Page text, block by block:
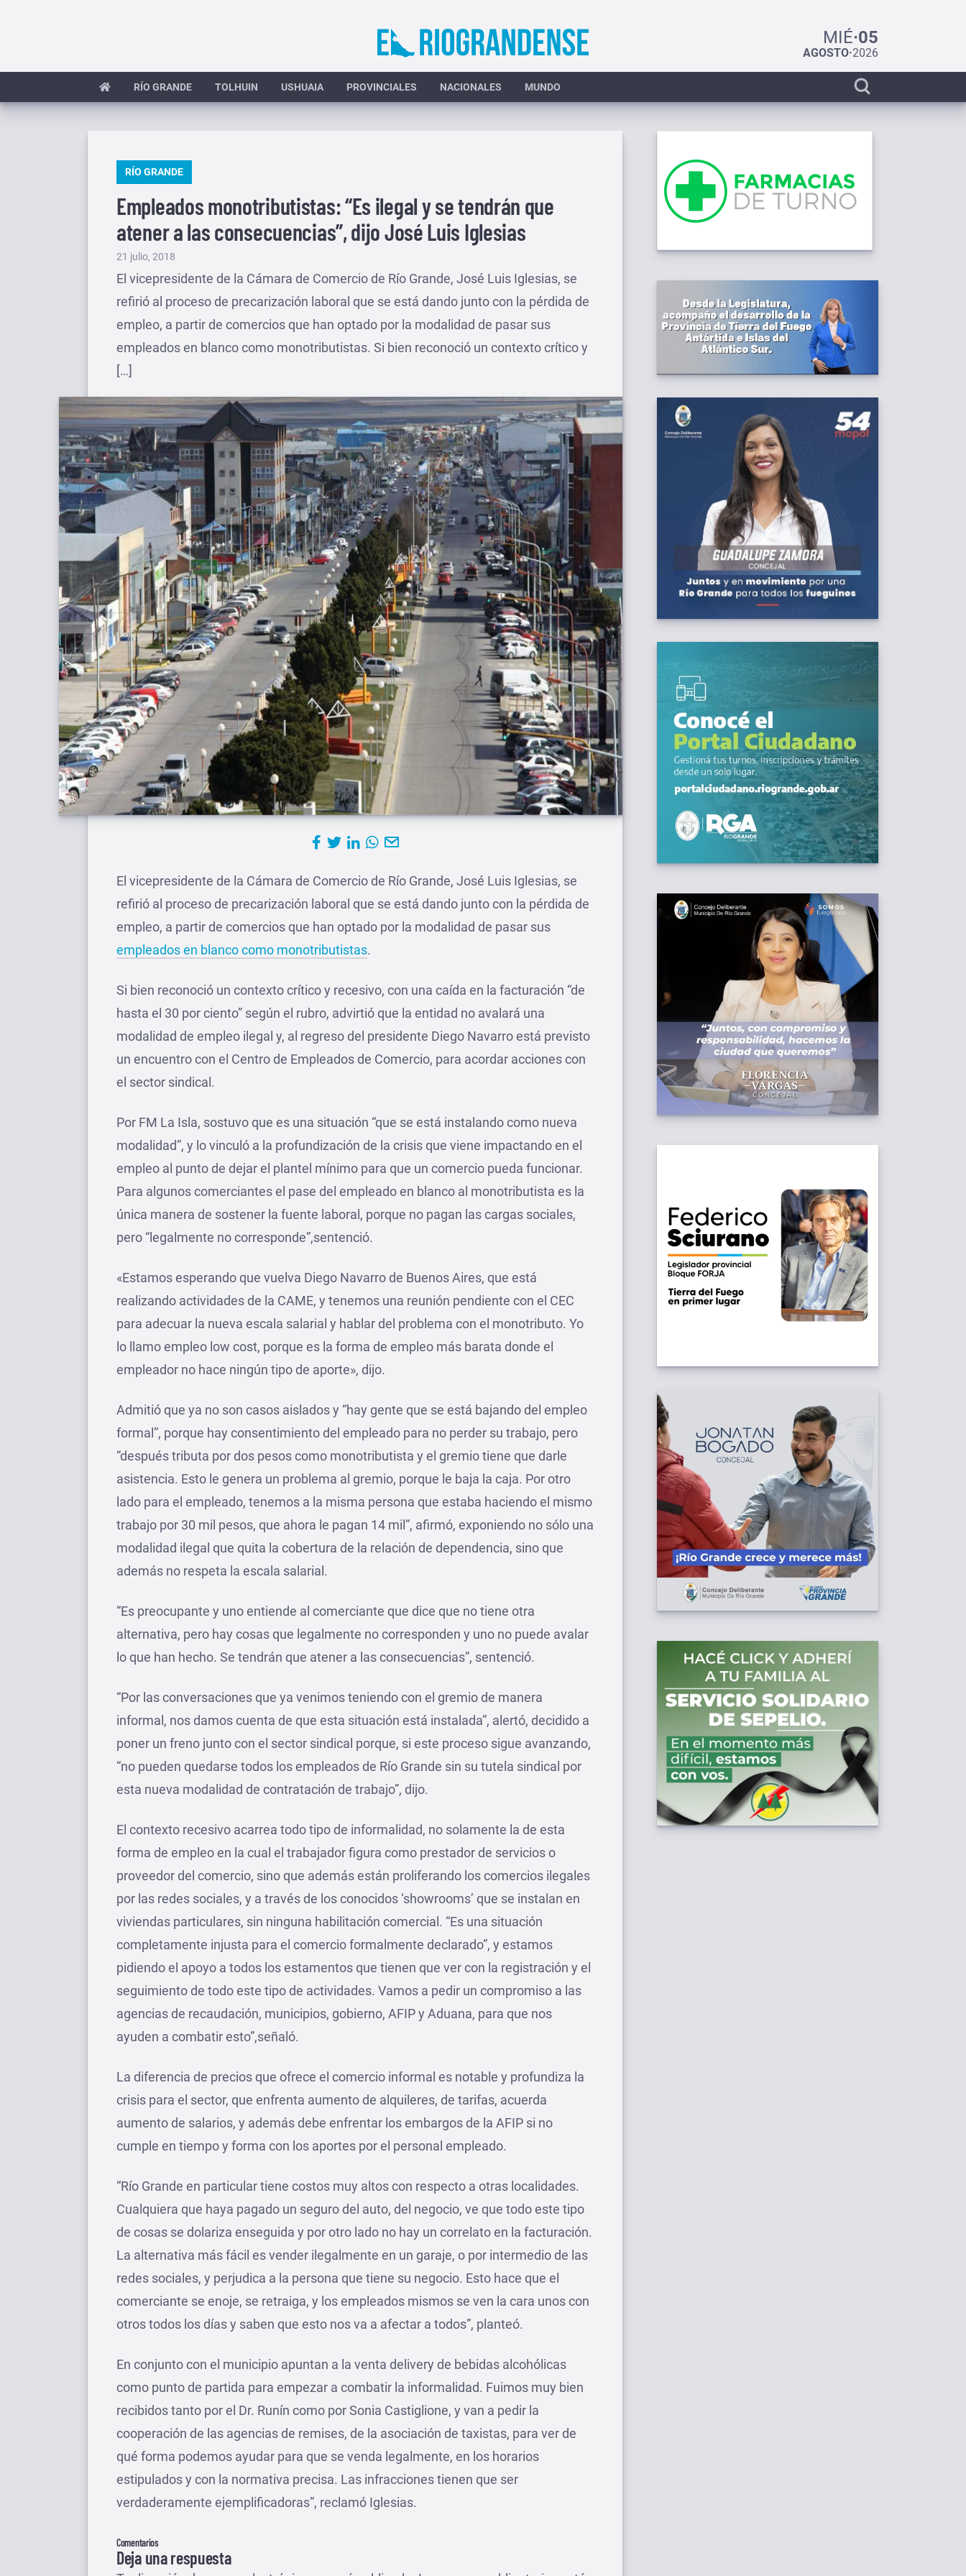
MIÉ·05
AGOSTO·2026
RÍO GRANDE TOLHUIN USHUAIA PROVINCIALES NACIONALES MUNDO
Display
search
PUBLICADO
RÍO GRANDE
Empleados monotributistas: “Es ilegal y se tendrán que
atener a las consecuencias”, dijo José Luis Iglesias
Publicado
el
21 julio, 2018
El vicepresidente de la Cámara de Comercio de Río Grande, José Luis Iglesias, se
refirió al proceso de precarización laboral que se está dando junto con la pérdida de
empleo, a partir de comercios que han optado por la modalidad de pasar sus
empleados en blanco como monotributistas. Si bien reconoció un contexto crítico y
[…]
El vicepresidente de la Cámara de Comercio de Río Grande, José Luis Iglesias, se
refirió al proceso de precarización laboral que se está dando junto con la pérdida de
empleo, a partir de comercios que han optado por la modalidad de pasar sus
empleados en blanco como monotributistas.
Si bien reconoció un contexto crítico y recesivo, con una caída en la facturación “de
hasta el 30 por ciento” según el rubro, advirtió que la entidad no avalará una
modalidad de empleo ilegal y, al regreso del presidente Diego Navarro está previsto
un encuentro con el Centro de Empleados de Comercio, para acordar acciones con
el sector sindical.
Por FM La Isla, sostuvo que es una situación “que se está instalando como nueva
modalidad”, y lo vinculó a la profundización de la crisis que viene impactando en el
empleo al punto de dejar el plantel mínimo para que un comercio pueda funcionar.
Para algunos comerciantes el pase del empleado en blanco al monotributista es la
única manera de sostener la fuente laboral, porque no pagan las cargas sociales,
pero “legalmente no corresponde”,sentenció.
«Estamos esperando que vuelva Diego Navarro de Buenos Aires, que está
realizando actividades de la CAME, y tenemos una reunión pendiente con el CEC
para adecuar la nueva escala salarial y hablar del problema con el monotributo. Yo
lo llamo empleo low cost, porque es la forma de empleo más barata donde el
empleador no hace ningún tipo de aporte», dijo.
Admitió que ya no son casos aislados y “hay gente que se está bajando del empleo
formal”, porque hay consentimiento del empleado para no perder su trabajo, pero
“después tributa por dos pesos como monotributista y el gremio tiene que darle
asistencia. Esto le genera un problema al gremio, porque le baja la caja. Por otro
lado para el empleado, tenemos a la misma persona que estaba haciendo el mismo
trabajo por 30 mil pesos, que ahora le pagan 14 mil”, afirmó, exponiendo no sólo una
modalidad ilegal que quita la cobertura de la relación de dependencia, sino que
además no respeta la escala salarial.
“Es preocupante y uno entiende al comerciante que dice que no tiene otra
alternativa, pero hay cosas que legalmente no corresponden y uno no puede avalar
lo que han hecho. Se tendrán que atener a las consecuencias”, sentenció.
“Por las conversaciones que ya venimos teniendo con el gremio de manera
informal, nos damos cuenta de que esta situación está instalada”, alertó, decidido a
poner un freno junto con el sector sindical porque, si este proceso sigue avanzando,
“no pueden quedarse todos los empleados de Río Grande sin su tutela sindical por
esta nueva modalidad de contratación de trabajo”, dijo.
El contexto recesivo acarrea todo tipo de informalidad, no solamente la de esta
forma de empleo en la cual el trabajador figura como prestador de servicios o
proveedor del comercio, sino que además están proliferando los comercios ilegales
por las redes sociales, y a través de los conocidos ‘showrooms’ que se instalan en
viviendas particulares, sin ninguna habilitación comercial. “Es una situación
completamente injusta para el comercio formalmente declarado”, y estamos
pidiendo el apoyo a todos los estamentos que tienen que ver con la registración y el
seguimiento de todo este tipo de actividades. Vamos a pedir un compromiso a las
agencias de recaudación, municipios, gobierno, AFIP y Aduana, para que nos
ayuden a combatir esto”,señaló.
La diferencia de precios que ofrece el comercio informal es notable y profundiza la
crisis para el sector, que enfrenta aumento de alquileres, de tarifas, acuerda
aumento de salarios, y además debe enfrentar los embargos de la AFIP si no
cumple en tiempo y forma con los aportes por el personal empleado.
“Río Grande en particular tiene costos muy altos con respecto a otras localidades.
Cualquiera que haya pagado un seguro del auto, del negocio, ve que todo este tipo
de cosas se dolariza enseguida y por otro lado no hay un correlato en la facturación.
La alternativa más fácil es vender ilegalmente en un garaje, o por intermedio de las
redes sociales, y perjudica a la persona que tiene su negocio. Esto hace que el
comerciante se enoje, se retraiga, y los empleados mismos se ven la cara unos con
otros todos los días y saben que esto nos va a afectar a todos”, planteó.
En conjunto con el municipio apuntan a la venta delivery de bebidas alcohólicas
como punto de partida para empezar a combatir la informalidad. Fuimos muy bien
recibidos tanto por el Dr. Runín como por Sonia Castiglione, y van a pedir la
cooperación de las agencias de remises, de la asociación de taxistas, para ver de
qué forma podemos ayudar para que se venda legalmente, en los horarios
estipulados y con la normativa precisa. Las infracciones tienen que ser
verdaderamente ejemplificadoras”, reclamó Iglesias.
Comentarios
Deja una respuesta